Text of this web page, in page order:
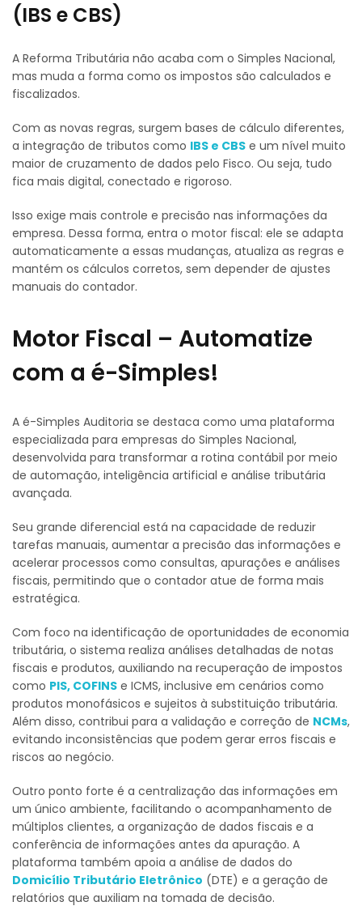
(IBS e CBS)
A Reforma Tributária não acaba com o Simples Nacional,
mas muda a forma como os impostos são calculados e
fiscalizados.
Com as novas regras, surgem bases de cálculo diferentes,
a integração de tributos como IBS e CBS e um nível muito
maior de cruzamento de dados pelo Fisco. Ou seja, tudo
fica mais digital, conectado e rigoroso.
Isso exige mais controle e precisão nas informações da
empresa. Dessa forma, entra o motor fiscal: ele se adapta
automaticamente a essas mudanças, atualiza as regras e
mantém os cálculos corretos, sem depender de ajustes
manuais do contador.
Motor Fiscal – Automatize
com a é-Simples!
A é-Simples Auditoria se destaca como uma plataforma
especializada para empresas do Simples Nacional,
desenvolvida para transformar a rotina contábil por meio
de automação, inteligência artificial e análise tributária
avançada.
Seu grande diferencial está na capacidade de reduzir
tarefas manuais, aumentar a precisão das informações e
acelerar processos como consultas, apurações e análises
fiscais, permitindo que o contador atue de forma mais
estratégica.
Com foco na identificação de oportunidades de economia
tributária, o sistema realiza análises detalhadas de notas
fiscais e produtos, auxiliando na recuperação de impostos
como PIS, COFINS e ICMS, inclusive em cenários como
produtos monofásicos e sujeitos à substituição tributária.
Além disso, contribui para a validação e correção de NCMs,
evitando inconsistências que podem gerar erros fiscais e
riscos ao negócio.
Outro ponto forte é a centralização das informações em
um único ambiente, facilitando o acompanhamento de
múltiplos clientes, a organização de dados fiscais e a
conferência de informações antes da apuração. A
plataforma também apoia a análise de dados do
Domicílio Tributário Eletrônico (DTE) e a geração de
relatórios que auxiliam na tomada de decisão.